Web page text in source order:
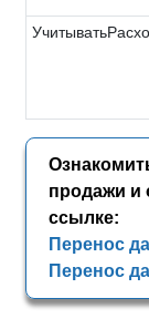
продажи и
ссылке:
Перенос
Перенос